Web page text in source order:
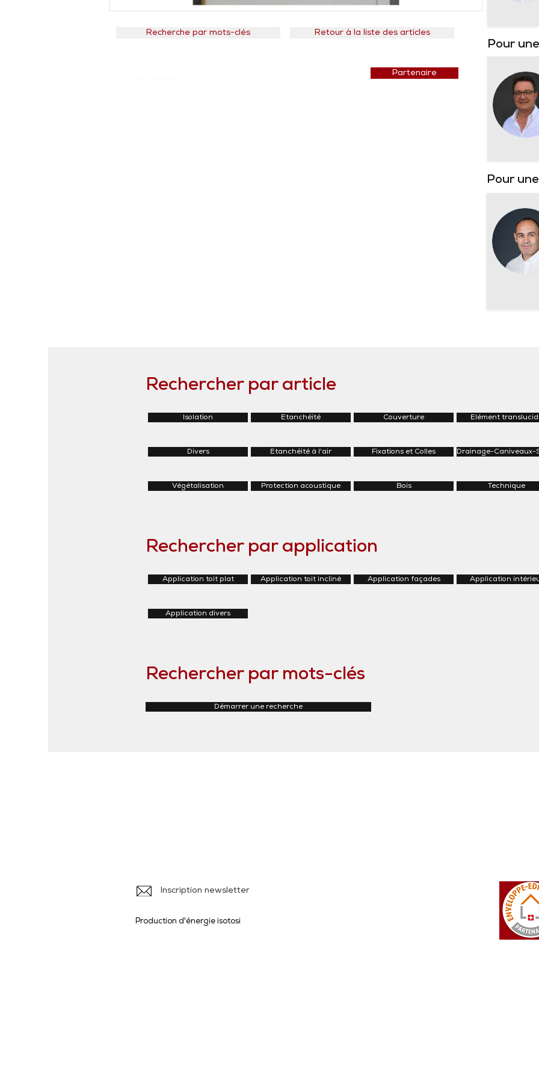
Recherche par mots-clés Retour à la liste des articles
Partenaire
Pour
Pour
Rechercher par article
Isolation
Divers
Végétalisation
Etanchéité
Etanchéité à l'air
Protection acoustique
Couverture
Fixations et Colles
Bois
Elément
Drainage-Caniveaux-
Technique
Rechercher par application
Application toit plat
Application divers
Application toit incliné Application façades Application
Rechercher par mots-clés
Démarrer une recherche
Inscription newsletter
Production d'énergie isotosi